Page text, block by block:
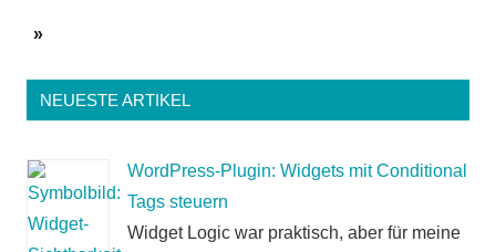
Beiträge
Nächste
»
NEUESTE ARTIKEL
WordPress-Plugin: Widgets mit Conditional
Tags steuern
Widget Logic war praktisch, aber für meine